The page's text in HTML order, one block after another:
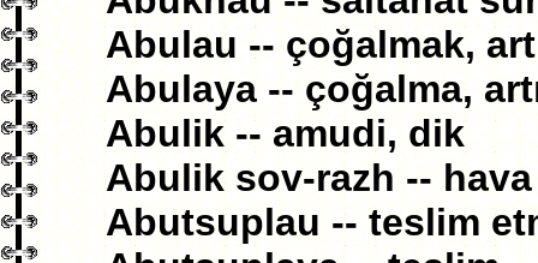
Abulau -- çoğalmak,
Abulaya -- çoğalma,
Abulik -- amudi, dik
Abulik sov-razh --
Abutsuplau -- teslim